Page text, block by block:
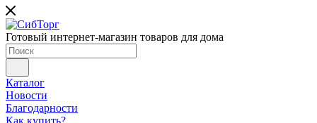
Готовый интернет-магазин товаров для дома
Каталог
Новости
Благодарности
Как купить?